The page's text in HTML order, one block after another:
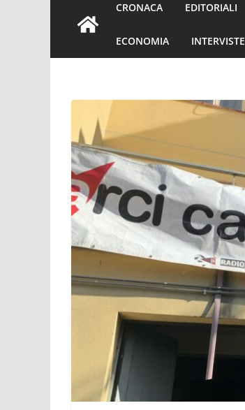
CRONACA EDITORIALI
ECONOMIA INTERVISTE